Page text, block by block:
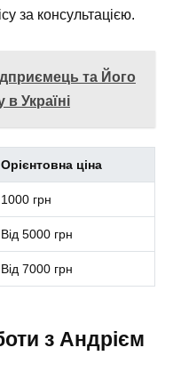
за консультацією.
та Його
Україні
Орієнтовна ціна
1000 грн
Від 5000 грн
Від 7000 грн
з Андрієм